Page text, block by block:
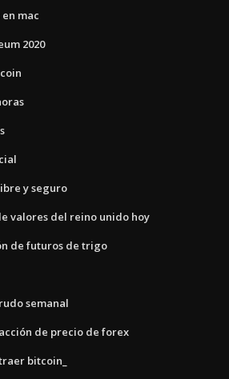
mac
2020
y seguro
valores del reino unido hoy
de futuros de trigo
semanal
de precio de forex
bitcoin_